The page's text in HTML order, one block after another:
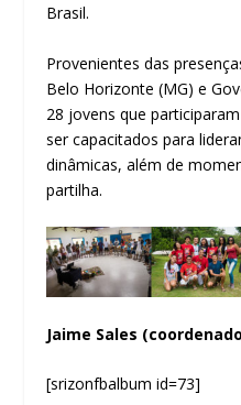
Brasil.
Provenientes das
Belo Horizonte (MG) e
28 jovens que
ser capacitados para
dinâmicas, além de
partilha.
Jaime Sales
[srizonfbalbum id=73]